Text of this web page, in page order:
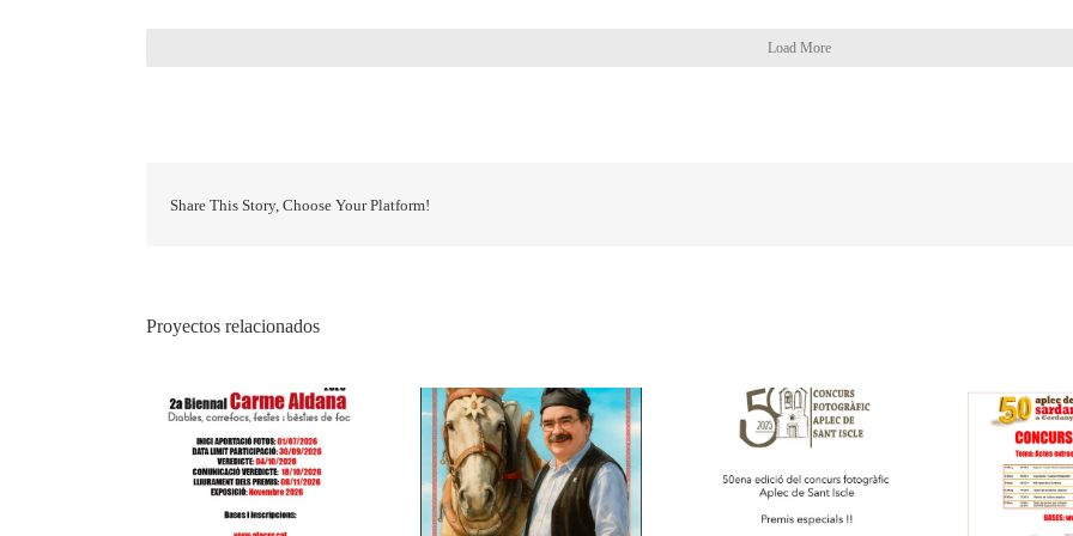
Load More
Share This Story, Choose Your Platform!
Proyectos relacionados
IV Concurs Tres Tombs de
Cerdanyola
Concurs Aplec de Sant
Iscle 2025
Concurs 50è aniversari
Aplec de la Sardana de
Cerdanyola
III